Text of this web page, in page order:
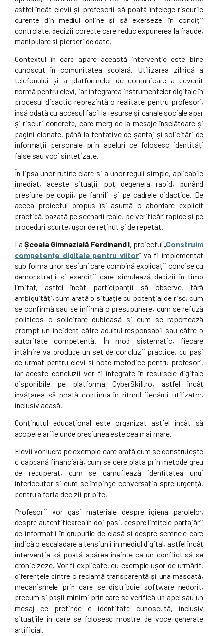
astfel încât elevii și profesorii să poată înțelege riscurile
curente din mediul online și să exerseze, în condiții
controlate, decizii corecte care reduc expunerea la fraude,
manipulare și pierderi de date.
Contextul în care apare această intervenție este bine
cunoscut în comunitatea școlară. Utilizarea zilnică a
telefonului și a platformelor de comunicare a devenit
normă pentru elevi, iar integrarea instrumentelor digitale în
procesul didactic reprezintă o realitate pentru profesori,
însă odată cu accesul facil la resurse și canale sociale apar
și riscuri concrete, care merg de la mesaje înșelătoare și
pagini clonate, până la tentative de șantaj și solicitări de
informații personale prin apeluri ce folosesc identități
false sau voci sintetizate.
În lipsa unor rutine clare și a unor reguli simple, aplicabile
imediat, aceste situații pot degenera rapid, punând
presiune pe copii, pe familii și pe cadrele didactice. De
aceea proiectul propus își asumă o abordare explicit
practică, bazată pe scenarii reale, pe verificări rapide și pe
proceduri scurte, ușor de reținut și de repetat.
LaȘcoala Gimnazială Ferdinand I, proiectul „Construim
competențe digitale pentru viitor” va fi implementat
sub forma unor sesiuni care combină explicații concise cu
demonstrații și exerciții care simulează decizii în timp
limitat, astfel încât participanții să observe, fără
ambiguități, cum arată o situație cu potențial de risc, cum
se confirmă sau se infirmă o presupunere, cum se refuză
politicos o solicitare dubioasă și cum se raportează
prompt un incident către adultul responsabil sau către o
autoritate competentă. În mod sistematic, fiecare
întâlnire va produce un set de concluzii practice, cu pași
de urmat pentru elevi și note metodice pentru profesori,
iar aceste concluzii vor fi integrate în resursele digitale
disponibile pe platforma CyberSkill.ro, astfel încât
învățarea să poată continua în ritmul fiecărui utilizator,
inclusiv acasă.
Conținutul educațional este organizat astfel încât să
acopere ariile unde presiunea este cea mai mare.
Elevii vor lucra pe exemple care arată cum se construiește
o capcană financiară, cum se cere plata prin metode greu
de recuperat, cum se camuflează identitatea unui
interlocutor și cum se împinge conversația spre urgență,
pentru a forța decizii pripite.
Profesorii vor găsi materiale despre igiena parolelor,
despre autentificarea în doi pași, despre limitele partajării
de informații în grupurile de clasă și despre semnele care
indică o escaladare a tensiunii în mediul digital, astfel încât
intervenția să poată apărea înainte ca un conflict să se
cronicizeze. Vor fi explicate, cu exemple ușor de urmărit,
diferențele dintre o reclamă transparentă și una mascată,
mecanismele prin care se distribuie software nedorit,
precum și pașii minimi prin care se verifică un apel sau un
mesaj ce pretinde o identitate cunoscută, inclusiv
situațiile în care se folosesc mostre de voce generate
artificial.